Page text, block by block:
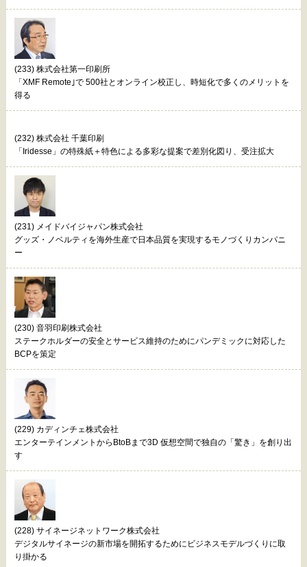
(233) 株式会社第一印刷所
「XMF Remote｣で 500社とオンライン校正し、時短化で多くのメリットを
得る
(232) 株式会社 千葉印刷
「Iridesse」の特殊紙＋特色による多彩な提案で差別化図り、受注拡大
(231) メイドバイジャパン株式会社
グッズ・ノベルティを海外生産で日本品質を実現するモノづくりカンパニ
ー
(230) 音羽印刷株式会社
ステークホルダーの安全とサービス維持のためにパンデミックに対応した
BCPを策定
(229) カディンチェ株式会社
エンターテインメントからBtoBまで3D 仮想空間で独自の「驚き」を創り出
す
(228) サイネージネットワーク株式会社
デジタルサイネージの新市場を開拓するためにビジネスモデルづくりに取
り掛かる